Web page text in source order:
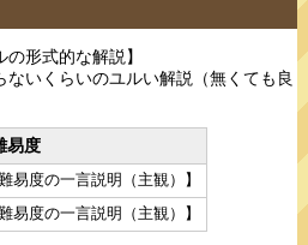
の形式的な解説】
ないくらいのユルい解説（無くても良
易度
易度の一言説明（主観）】
易度の一言説明（主観）】